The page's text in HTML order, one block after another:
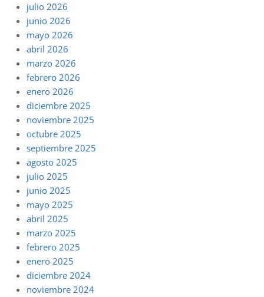
julio 2026
junio 2026
mayo 2026
abril 2026
marzo 2026
febrero 2026
enero 2026
diciembre 2025
noviembre 2025
octubre 2025
septiembre 2025
agosto 2025
julio 2025
junio 2025
mayo 2025
abril 2025
marzo 2025
febrero 2025
enero 2025
diciembre 2024
noviembre 2024